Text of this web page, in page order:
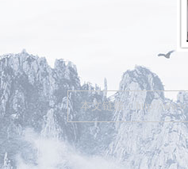
本文链接： http://